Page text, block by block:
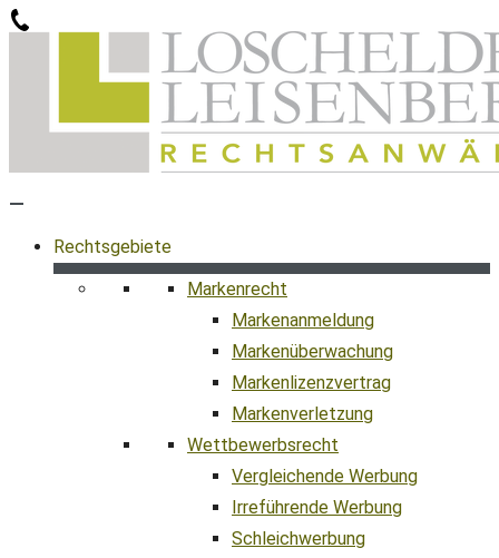
Zum
Rechtsgebiete
Markenrecht
Markenanmeldung
Markenüberwachung
Markenlizenzvertrag
Markenverletzung
Wettbewerbsrecht
Vergleichende Werbung
Irreführende Werbung
Schleichwerbung